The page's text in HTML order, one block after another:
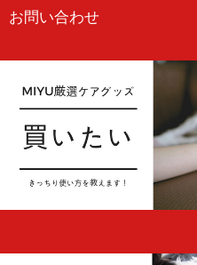
お問い合わせ